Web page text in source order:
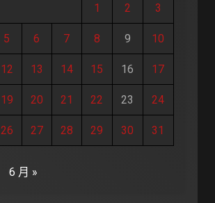
1 2 3
5 6 7 8 9 10
12 13 14 15 16 17
19 20 21 22 23 24
26 27 28 29 30 31
6 月 »